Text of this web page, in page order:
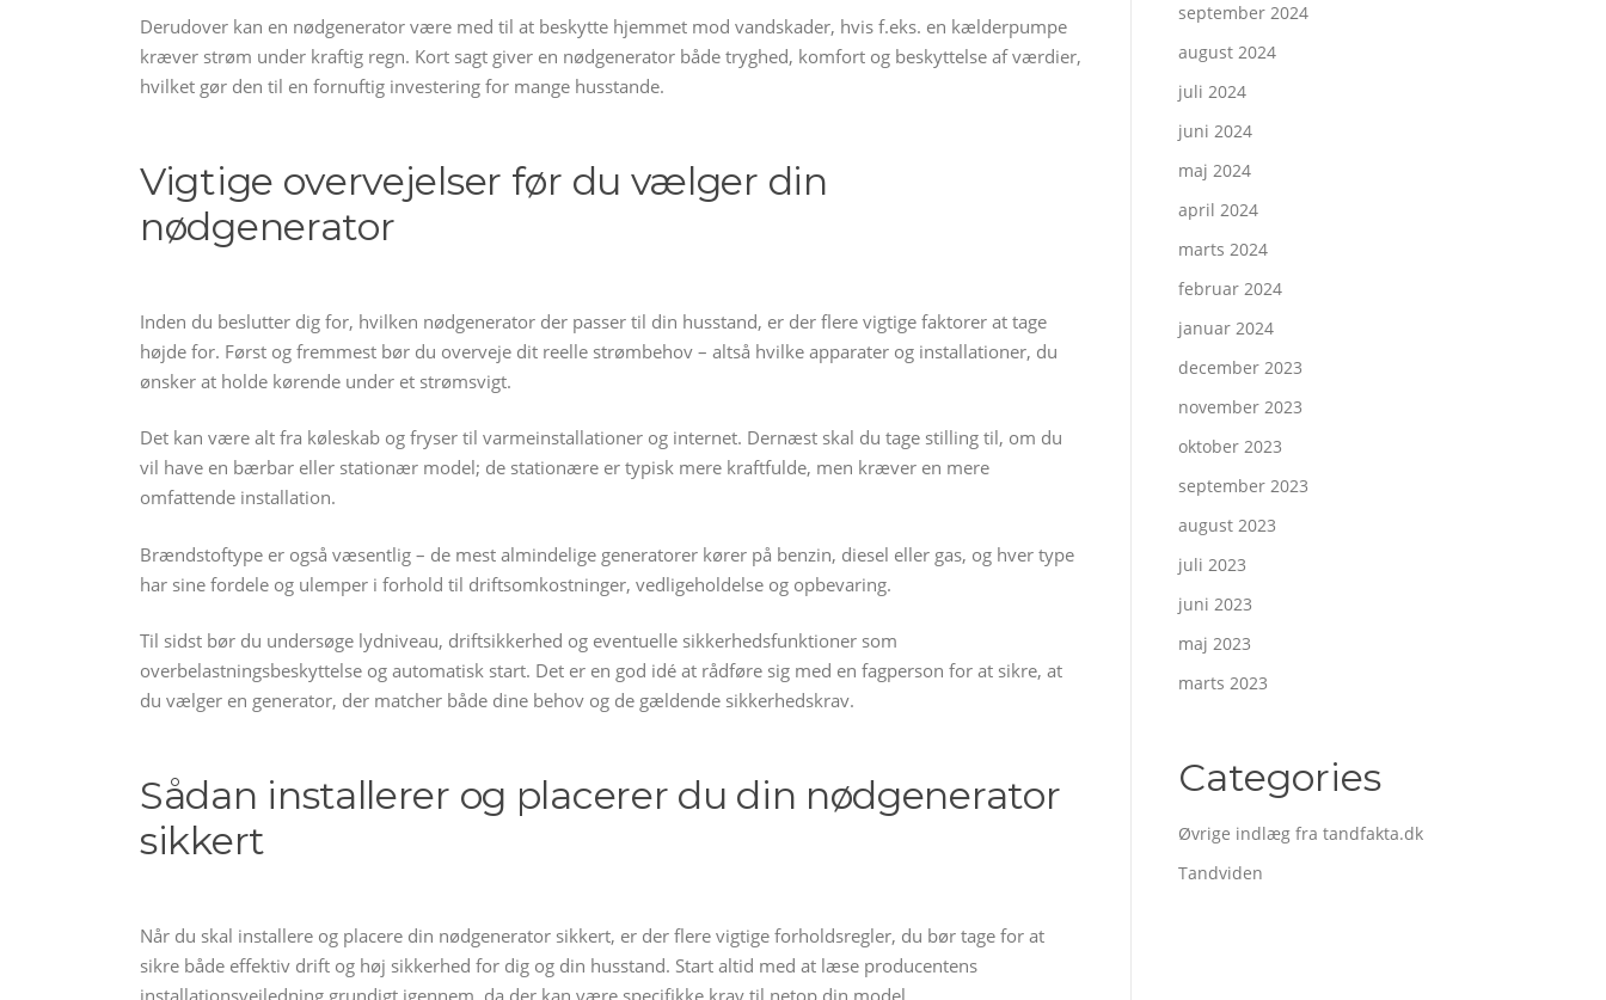
Derudover kan en nødgenerator være med til at beskytte hjemmet mod vandskader, hvis f.eks. en kælderpumpe
kræver strøm under kraftig regn. Kort sagt giver en nødgenerator både tryghed, komfort og beskyttelse af værdier,
hvilket gør den til en fornuftig investering for mange husstande.
Vigtige overvejelser før du vælger din
nødgenerator
Inden du beslutter dig for, hvilken nødgenerator der passer til din husstand, er der flere vigtige faktorer at tage
højde for. Først og fremmest bør du overveje dit reelle strømbehov – altså hvilke apparater og installationer, du
ønsker at holde kørende under et strømsvigt.
Det kan være alt fra køleskab og fryser til varmeinstallationer og internet. Dernæst skal du tage stilling til, om du
vil have en bærbar eller stationær model; de stationære er typisk mere kraftfulde, men kræver en mere
omfattende installation.
Brændstoftype er også væsentlig – de mest almindelige generatorer kører på benzin, diesel eller gas, og hver type
har sine fordele og ulemper i forhold til driftsomkostninger, vedligeholdelse og opbevaring.
Til sidst bør du undersøge lydniveau, driftsikkerhed og eventuelle sikkerhedsfunktioner som
overbelastningsbeskyttelse og automatisk start. Det er en god idé at rådføre sig med en fagperson for at sikre, at
du vælger en generator, der matcher både dine behov og de gældende sikkerhedskrav.
Sådan installerer og placerer du din nødgenerator
sikkert
Når du skal installere og placere din nødgenerator sikkert, er der flere vigtige forholdsregler, du bør tage for at
sikre både effektiv drift og høj sikkerhed for dig og din husstand. Start altid med at læse producentens
september 2024
august 2024
juli 2024
juni 2024
maj 2024
april 2024
marts 2024
februar 2024
januar 2024
december 2023
november 2023
oktober 2023
september 2023
august 2023
juli 2023
juni 2023
maj 2023
marts 2023
Categories
Øvrige indlæg fra tandfakta.dk
Tandviden